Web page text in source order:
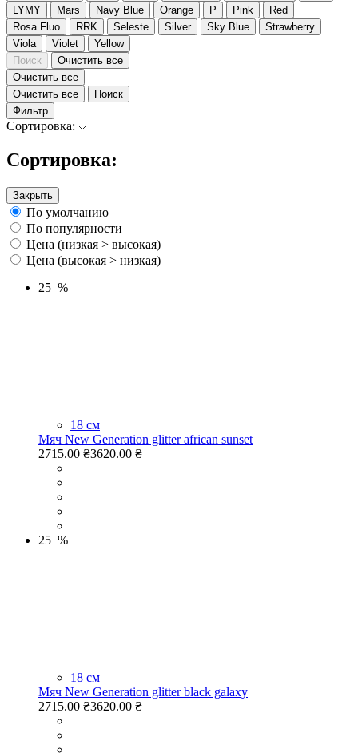
LYMY
Mars Navy Blue Orange P Pink
Red
Rosa Fluo
RRK Seleste Silver Sky Blue
Strawberry
Viola
Violet
Yellow
Поиск
Очистить все
Очистить все
Очистить все
Поиск
Фильтр
Сортировка:
Сортировка:
Закрыть
По умолчанию
По популярности
Цена (низкая > высокая)
Цена (высокая > низкая)
25 %
18 см
Мяч New Generation glitter african sunset
2715.00 ₴3620.00 ₴
25 %
18 см
Мяч New Generation glitter black galaxy
2715.00 ₴3620.00 ₴